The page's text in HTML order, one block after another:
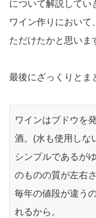
について解説してい
ワイン作りにおいて
ただけたかと思いま
最後にざっくりと
ワインはブドウを
酒。(水も使用しな
シンプルであるが
のものの質が左右
毎年の値段が違う
れるから。